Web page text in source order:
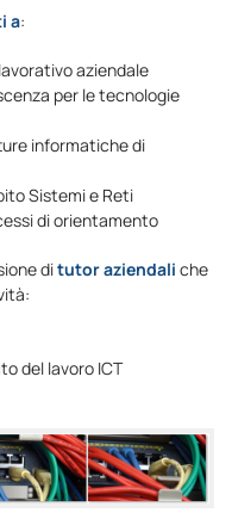
a:
aziendale
per le tecnologie
informatiche di
Sistemi e Reti
di orientamento
ditutor aziendali che
del lavoro ICT